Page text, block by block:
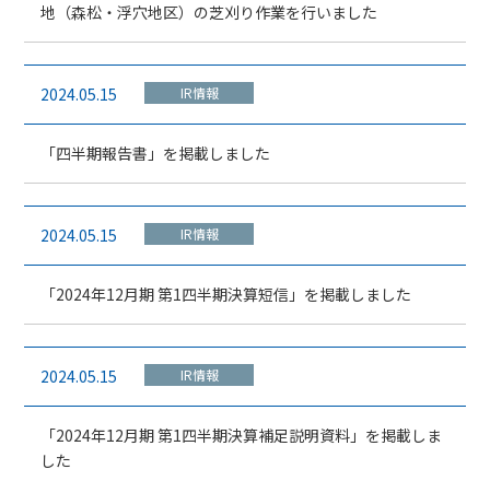
地（森松・浮穴地区）の芝刈り作業を行いました
2024.05.15 IR情報
「四半期報告書」を掲載しました
2024.05.15 IR情報
「2024年12月期 第1四半期決算短信」を掲載しました
2024.05.15 IR情報
「2024年12月期 第1四半期決算補足説明資料」を掲載しま
した